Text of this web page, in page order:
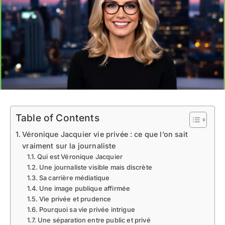
Table of Contents
Véronique Jacquier vie privée : ce que l’on sait
vraiment sur la journaliste
Qui est Véronique Jacquier
Une journaliste visible mais discrète
Sa carrière médiatique
Une image publique affirmée
Vie privée et prudence
Pourquoi sa vie privée intrigue
Une séparation entre public et privé